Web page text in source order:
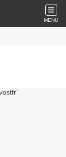
MENU